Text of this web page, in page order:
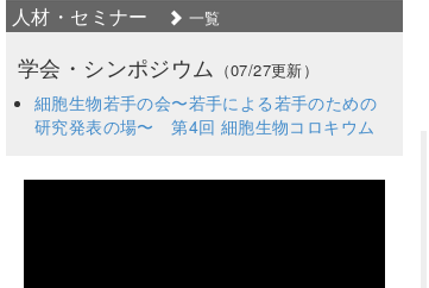
人材・セミナー 一覧
学会・シンポジウム （07/27更新）
細胞生物若手の会〜若手による若手のための
研究発表の場〜 第4回 細胞生物コロキウム